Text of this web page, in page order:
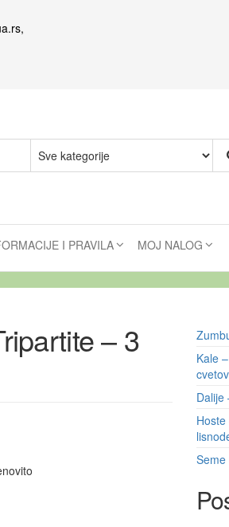
I PRAVILA MOJ NALOG
– 3
Kale
Dalije
Seme